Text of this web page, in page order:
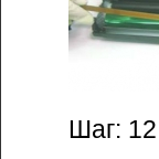
Шаг: 12